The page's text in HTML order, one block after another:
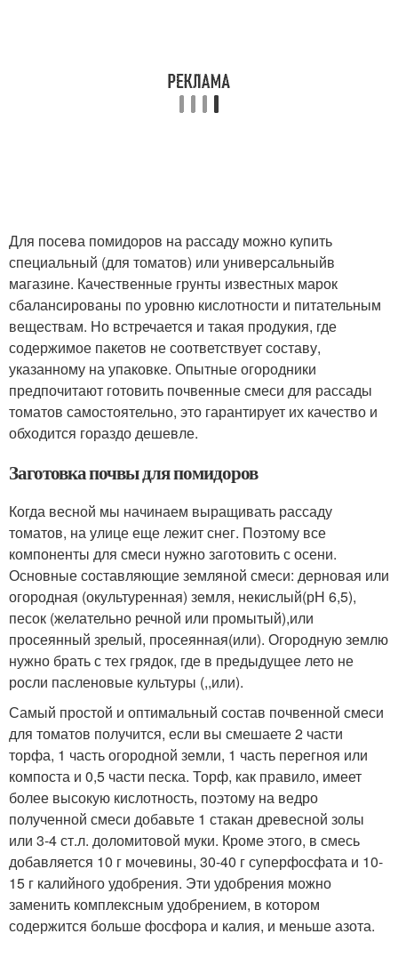
Для посева помидоров на рассаду можно купить
специальный (для томатов) или универсальныйв
магазине. Качественные грунты известных марок
сбалансированы по уровню кислотности и питательным
веществам. Но встречается и такая продукия, где
содержимое пакетов не соответствует составу,
указанному на упаковке. Опытные огородники
предпочитают готовить почвенные смеси для рассады
томатов самостоятельно, это гарантирует их качество и
обходится гораздо дешевле.
Заготовка почвы для помидоров
Когда весной мы начинаем выращивать рассаду
томатов, на улице еще лежит снег. Поэтому все
компоненты для смеси нужно заготовить с осени.
Основные составляющие земляной смеси: дерновая или
огородная (окультуренная) земля, некислый(рН 6,5),
песок (желательно речной или промытый),или
просеянный зрелый, просеянная(или). Огородную землю
нужно брать с тех грядок, где в предыдущее лето не
росли пасленовые культуры (,,или).
Самый простой и оптимальный состав почвенной смеси
для томатов получится, если вы смешаете 2 части
торфа, 1 часть огородной земли, 1 часть перегноя или
компоста и 0,5 части песка. Торф, как правило, имеет
более высокую кислотность, поэтому на ведро
полученной смеси добавьте 1 стакан древесной золы
или 3-4 ст.л. доломитовой муки. Кроме этого, в смесь
добавляется 10 г мочевины, 30-40 г суперфосфата и 10-
15 г калийного удобрения. Эти удобрения можно
заменить комплексным удобрением, в котором
содержится больше фосфора и калия, и меньше азота.